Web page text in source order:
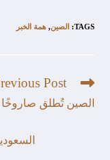
TAGS
: الصين, همة الخبر
Post
الصين تُطلق صاروخًا